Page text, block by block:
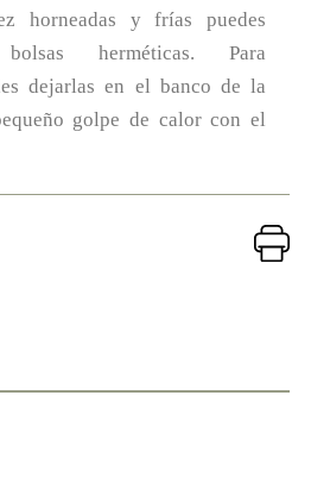
horneadas y frías puedes
herméticas. Para
dejarlas en el banco de la
golpe de calor con el